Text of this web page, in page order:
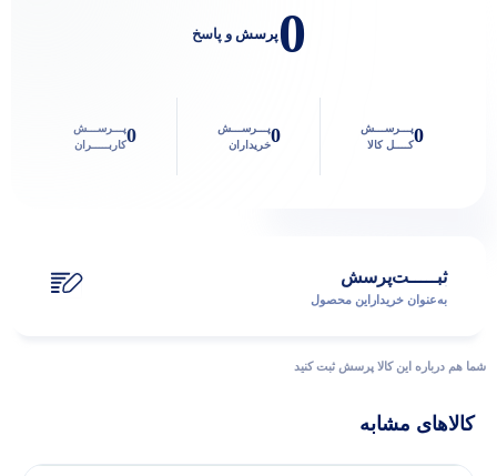
0پرسش و پاسخ
0پـــرســـش
کــــل کالا
0پـــرســـش
خریداران
0پـــرســـش
کاربـــــران
ثبـــــت‌پرسش
به‌عنوان ‌خریدار‌این‌ محصول
شما هم درباره این کالا پرسش ثبت کنید
کالاهای مشابه